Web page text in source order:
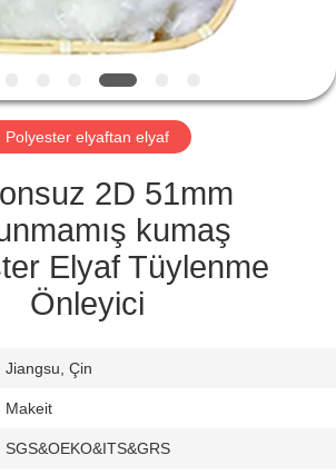
Polyester elyaftan elyaf
2D 51mm
kumaş
Elyaf Tüylenme
Önleyici
Jiangsu, Çin
Makeit
SGS&OEKO&ITS&GRS